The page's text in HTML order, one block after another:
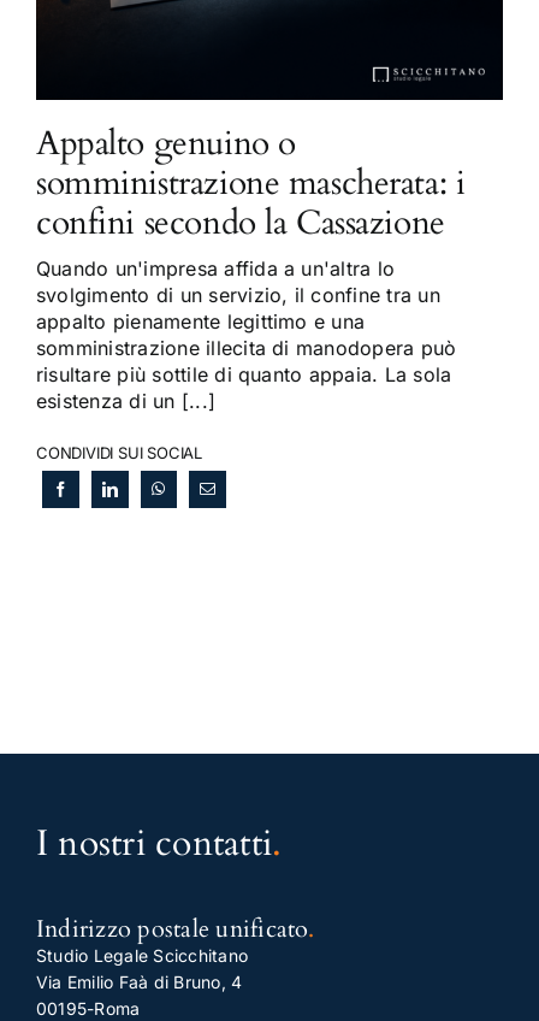
Appalto genuino o
somministrazione mascherata: i
confini secondo la Cassazione
Quando un'impresa affida a un'altra lo
svolgimento di un servizio, il confine tra un
appalto pienamente legittimo e una
somministrazione illecita di manodopera può
risultare più sottile di quanto appaia. La sola
esistenza di un [...]
CONDIVIDI SUI SOCIAL
I nostri contatti.
Indirizzo postale unificato.
Studio Legale Scicchitano
Via Emilio Faà di Bruno, 4
00195-Roma